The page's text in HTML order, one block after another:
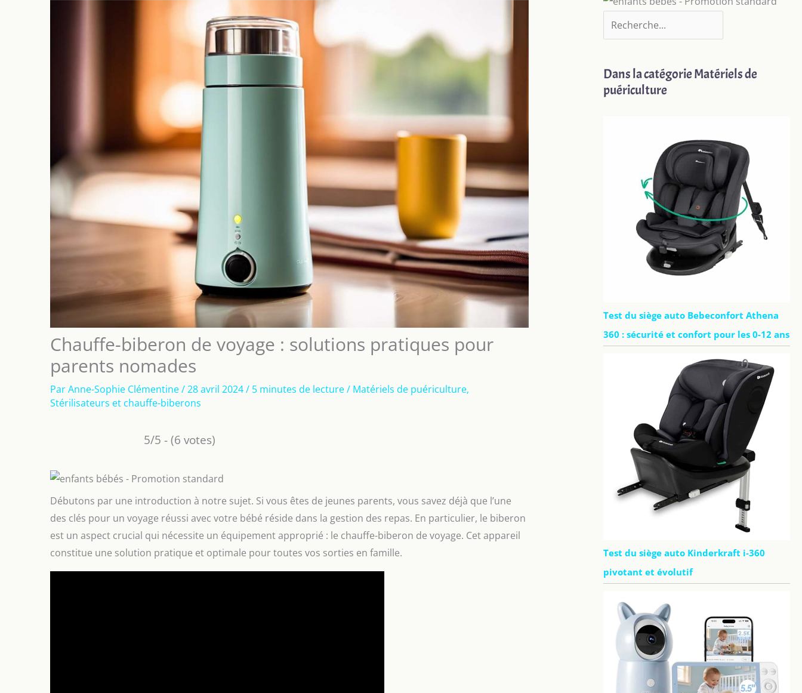
Chauffe-biberon de voyage : solutions pratiques pour
parents nomades
ParAnne-Sophie Clémentine/28 avril 2024/ 5 minutes de lecture/ Matériels de puériculture,
Stérilisateurs et chauffe-biberons
5/5 - (6 votes)
Débutons par une introduction à notre sujet. Si vous êtes de jeunes parents, vous savez déjà que l’une
des clés pour un voyage réussi avec votre bébé réside dans la gestion des repas. En particulier, le biberon
est un aspect crucial qui nécessite un équipement approprié : le chauffe-biberon de voyage. Cet appareil
constitue une solution pratique et optimale pour toutes vos sorties en famille.
Dans la catégorie Matériels de
puériculture
Test du siège auto Bebeconfort Athena
360 : sécurité et confort pour les 0-12 ans
Test du siège auto Kinderkraft i-360
pivotant et évolutif